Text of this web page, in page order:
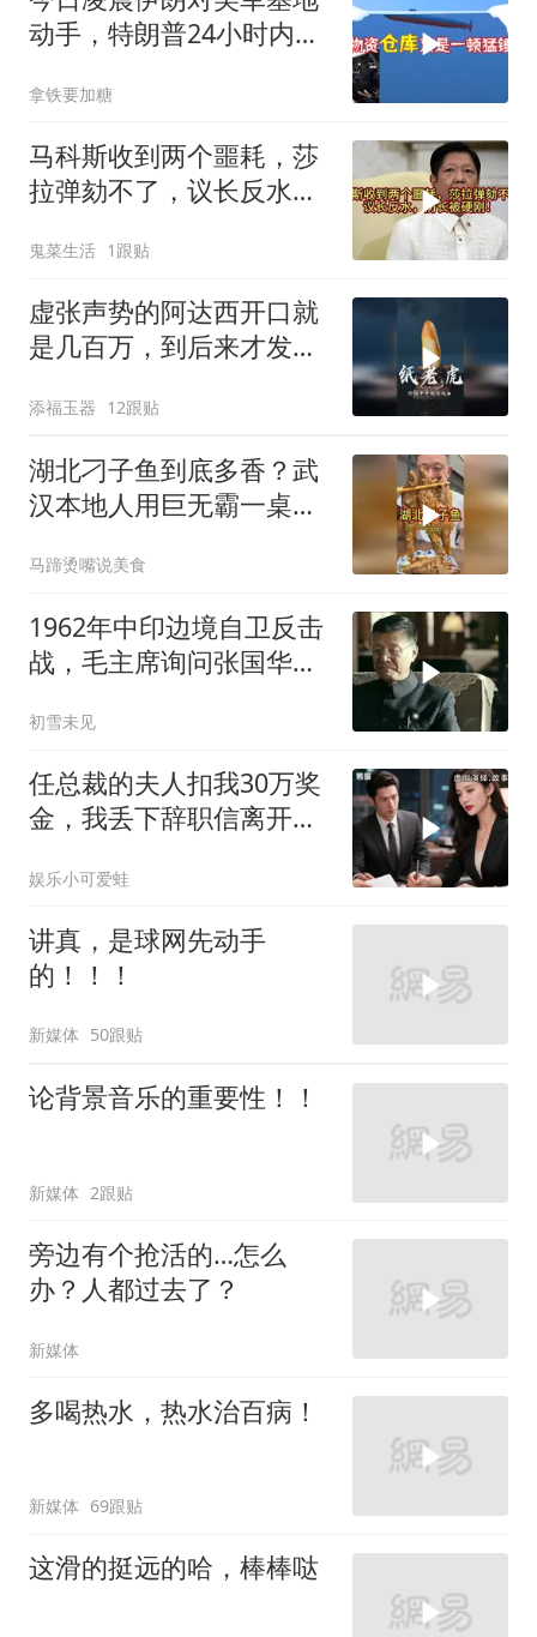
动手，特朗普24小时内服
拿铁要加糖
马科斯收到两个噩耗，莎
拉弹劾不了，议长反水，
鬼菜生活 1跟贴
虚张声势的阿达西开口就
是几百万，到后来才发现
玉 #玉文化 #珠宝首饰 #
玉石魅力
添福玉器 12跟贴
湖北刁子鱼到底多香？武
汉本地人用巨无霸一桌告
马蹄烫嘴说美食
1962年中印边境自卫反击
战，毛主席询问张国华能
初雪未见
任总裁的夫人扣我30万奖
金，我丢下辞职信离开，
你签约
娱乐小可爱蛙
讲真，是球网先动手
的！！！
新媒体 50跟贴
论背景音乐的重要性！！
新媒体 2跟贴
旁边有个抢活的…怎么
办？人都过去了？
新媒体
多喝热水，热水治百病！
新媒体 69跟贴
这滑的挺远的哈，棒棒哒